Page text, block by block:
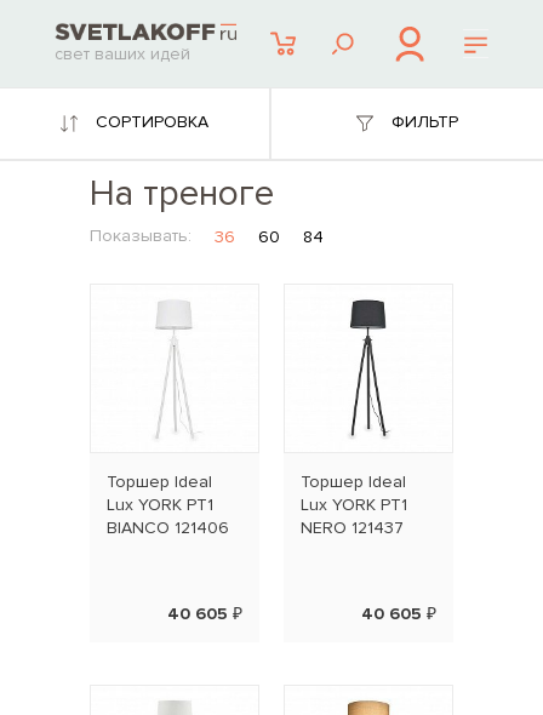
свет ваших идей
СОРТИРОВКА ФИЛЬТР
На треноге
Показывать: 36 60 84
Торшер Ideal
Lux YORK PT1
BIANCO 121406
40 605 ₽
Торшер Ideal
Lux YORK PT1
NERO 121437
40 605 ₽